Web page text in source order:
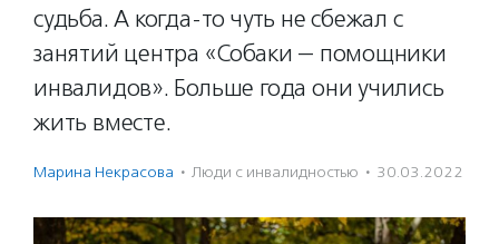
судьба. А когда-то чуть не сбежал с
занятий центра «Собаки — помощники
инвалидов». Больше года они учились
жить вместе.
Марина Некрасова · Люди с инвалидностью · 30.03.2022